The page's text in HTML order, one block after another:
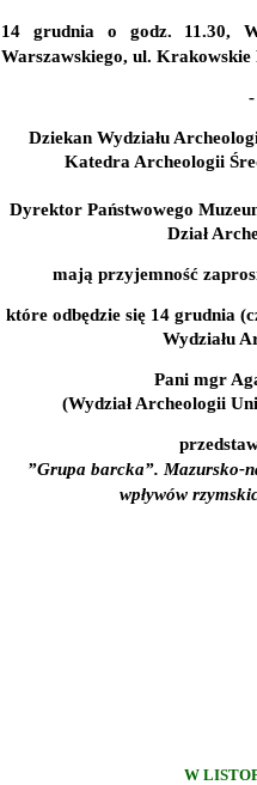
14 grudnia o godz. 11.30,
Warszawskiego, ul. Krakowskie
Dziekan Wydziału
Katedra Archeologii
Dyrektor Państwowego
Dział
mają przyjemność
które odbędzie się 14 grudnia
Wydziału
Pani mgr
(Wydział Archeologii
”Grupa barcka”. Mazursko-
wpływów
W